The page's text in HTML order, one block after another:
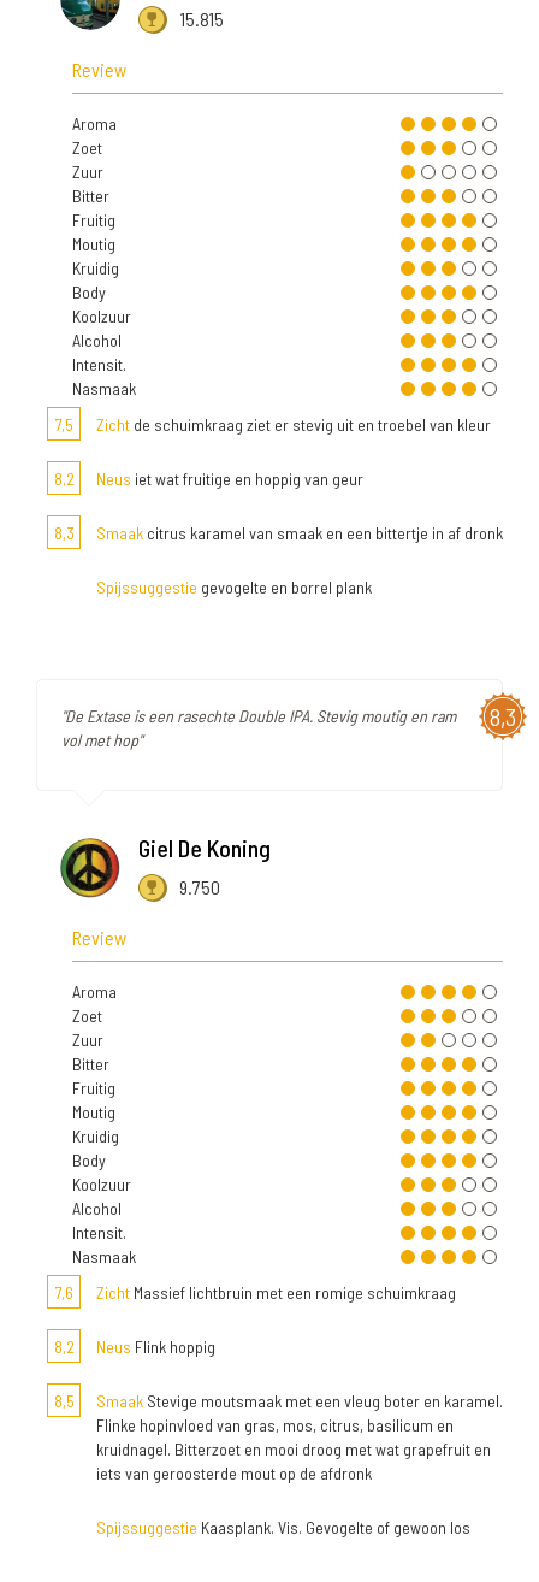
15.815
Review
Aroma
Zoet
Zuur
Bitter
Fruitig
Moutig
Kruidig
Body
Koolzuur
Alcohol
Intensit.
Nasmaak
7,5
Zicht de schuimkraag ziet er stevig uit en troebel van kleur
8,2 Neus iet wat fruitige en hoppig van geur
8,3 Smaak citrus karamel van smaak en een bittertje in af dronk
Spijssuggestie gevogelte en borrel plank
8,3
"De Extase is een rasechte Double IPA. Stevig moutig en ram
vol met hop"
Giel De Koning
9.750
Review
Aroma
Zoet
Zuur
Bitter
Fruitig
Moutig
Kruidig
Body
Koolzuur
Alcohol
Intensit.
Nasmaak
7,6
Zicht Massief lichtbruin met een romige schuimkraag
8,2 Neus Flink hoppig
8,5 Smaak Stevige moutsmaak met een vleug boter en karamel.
Flinke hopinvloed van gras, mos, citrus, basilicum en
kruidnagel. Bitterzoet en mooi droog met wat grapefruit en
iets van geroosterde mout op de afdronk
Spijssuggestie Kaasplank. Vis. Gevogelte of gewoon los